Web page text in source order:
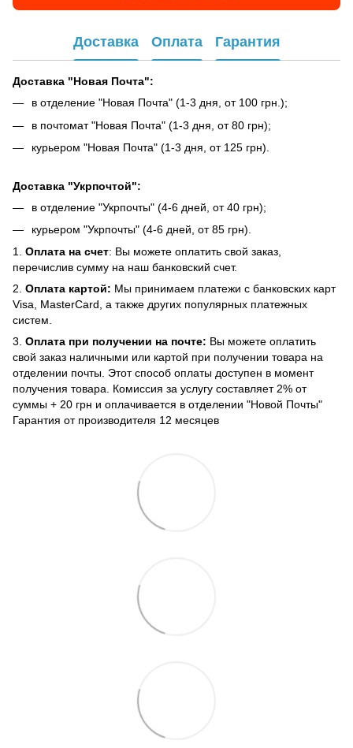
Доставка Оплата Гарантия
Доставка "Новая Почта":
в отделение "Новая Почта" (1-3 дня, от 100 грн.);
в почтомат "Новая Почта" (1-3 дня, от 80 грн);
курьером "Новая Почта" (1-3 дня, от 125 грн).
Доставка "Укрпочтой":
в отделение "Укрпочты" (4-6 дней, от 40 грн);
курьером "Укрпочты" (4-6 дней, от 85 грн).
1. Оплата на счет: Вы можете оплатить свой заказ,
перечислив сумму на наш банковский счет.
2. Оплата картой: Мы принимаем платежи с банковских карт
Visa, MasterCard, а также других популярных платежных
систем.
3. Оплата при получении на почте: Вы можете оплатить
свой заказ наличными или картой при получении товара на
отделении почты. Этот способ оплаты доступен в момент
получения товара. Комиссия за услугу составляет 2% от
суммы + 20 грн и оплачивается в отделении "Новой Почты"
Гарантия от производителя 12 месяцев